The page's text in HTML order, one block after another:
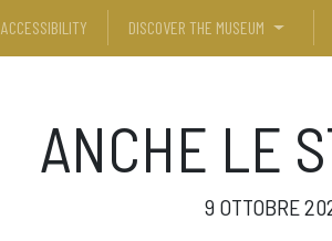
ACCESSIBILITY DISCOVER THE MUSEUM
ANCHE LE
9 OTTOBRE